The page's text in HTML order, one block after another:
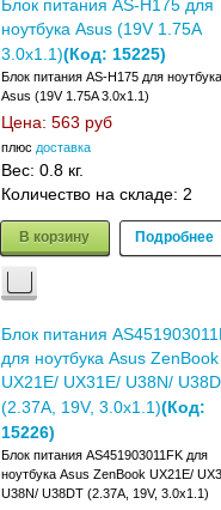
Блок питания AS-H175 для
ноутбука Asus (19V 1.75A
3.0x1.1)(Код: 15225)
Блок питания AS-H175 для ноутбука
Asus (19V 1.75A 3.0x1.1)
Цена: 563 руб
плюс доставка
Вес: 0.8 кг.
Количество на складе: 2
В корзину Подробнее
Блок питания
для ноутбука Asus ZenBook
UX21E/ UX31E/ U38N/
(2.37A, 19V, 3.0х1.1)(Код:
15226)
Блок питания AS451903011FK для
ноутбука Asus ZenBook UX21E/
U38N/ U38DT (2.37A, 19V, 3.0х1.1)